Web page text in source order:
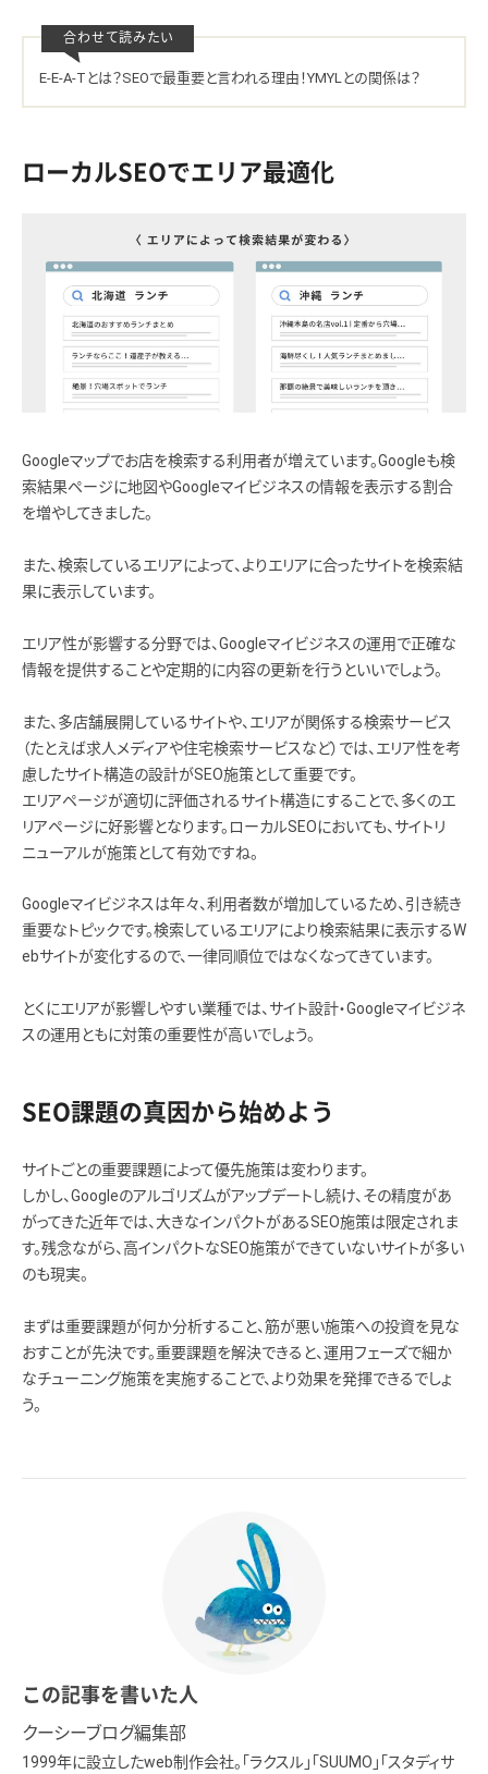
E-E-A-Tとは？SEOで最重要と言われる理由！YMYLとの関係は？
ローカルSEOでエリア最適化
Googleマップでお店を検索する利用者が増えています。Googleも検
索結果ページに地図やGoogleマイビジネスの情報を表示する割合
を増やしてきました。
また、検索しているエリアによって、よりエリアに合ったサイトを検索結
果に表示しています。
エリア性が影響する分野では、Googleマイビジネスの運用で正確な
情報を提供することや定期的に内容の更新を行うといいでしょう。
また、多店舗展開しているサイトや、エリアが関係する検索サービス
（たとえば求人メディアや住宅検索サービスなど）では、エリア性を考
慮したサイト構造の設計がSEO施策として重要です。
エリアページが適切に評価されるサイト構造にすることで、多くのエ
リアページに好影響となります。ローカルSEOにおいても、サイトリ
ニューアルが施策として有効ですね。
Googleマイビジネスは年々、利用者数が増加しているため、引き続き
重要なトピックです。検索しているエリアにより検索結果に表示するW
ebサイトが変化するので、一律同順位ではなくなってきています。
とくにエリアが影響しやすい業種では、サイト設計・Googleマイビジネ
スの運用ともに対策の重要性が高いでしょう。
SEO課題の真因から始めよう
サイトごとの重要課題によって優先施策は変わります。
しかし、Googleのアルゴリズムがアップデートし続け、その精度があ
がってきた近年では、大きなインパクトがあるSEO施策は限定されま
す。残念ながら、高インパクトなSEO施策ができていないサイトが多い
のも現実。
まずは重要課題が何か分析すること、筋が悪い施策への投資を見な
おすことが先決です。重要課題を解決できると、運用フェーズで細か
なチューニング施策を実施することで、より効果を発揮できるでしょ
う。
この記事を書いた人
クーシーブログ編集部
1999年に設立したweb制作会社。「ラクスル」「SUUMO」「スタディサ